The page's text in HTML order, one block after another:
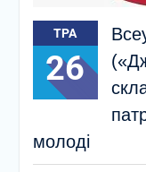
ТРА
26
молоді